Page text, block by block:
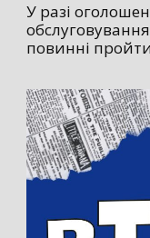
У разі
повинні